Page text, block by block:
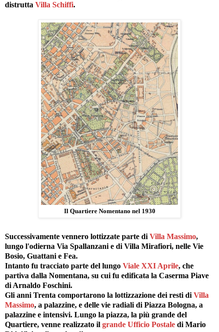
distrutta Villa Schiffi.
Il Quartiere Nomentano nel 1930
Successivamente vennero lottizzate parte di Villa Massimo,
lungo l'odierna Via Spallanzani e di Villa Mirafiori, nelle Vie
Bosio, Guattani e Fea.
Intanto fu tracciato parte del lungo Viale XXI Aprile, che
partiva dalla Nomentana, su cui fu edificata la Caserma Piave
di Arnaldo Foschini.
Gli anni Trenta comportarono la lottizzazione dei resti di Villa
Massimo, a palazzine, e delle vie radiali di Piazza Bologna, a
palazzine e intensivi. Lungo la piazza, la più grande del
Quartiere, venne realizzato il grande Ufficio Postale di Mario